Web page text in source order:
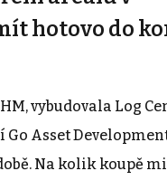
hotovo do
vybudovala Log
Asset
Na kolik koupě